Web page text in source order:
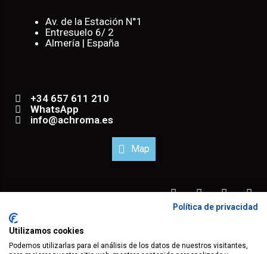
Av. de la Estación N°1
Entresuelo 6/ 2
Almería | España
+34 657 611 210
WhatsApp
info@achroma.es
Map
® 2023 todos los derechos reservados.
Política de privacidad
Utilizamos cookies
Podemos utilizarlas para el análisis de los datos de nuestros visitantes,